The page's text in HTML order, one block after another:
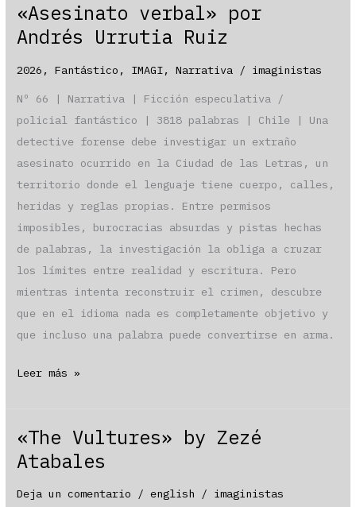
by
Caracola
«Asesinato verbal» por
Andrés Urrutia Ruiz
2026 ,Fantástico , IMAGI,Narrativa / imaginistas
Nº 66 | Narrativa | Ficción especulativa /
policial fantástico | 3818 palabras | Chile | Una
detective forense debe investigar un extraño
asesinato ocurrido en la Ciudad de las Letras, un
territorio donde el lenguaje tiene cuerpo, calles,
heridas y reglas propias. Entre permisos
imposibles, burocracias absurdas y pistas hechas
de palabras, la investigación la obliga a cruzar
los límites entre realidad y escritura. Pero
mientras intenta reconstruir el crimen, descubre
que en el idioma nada es completamente objetivo y
que incluso una palabra puede convertirse en arma.
«Asesinato
Urrutia
Ruiz
Leer más »
«The Vultures» by Zezé
Atabales
Deja un comentario /english / imaginistas